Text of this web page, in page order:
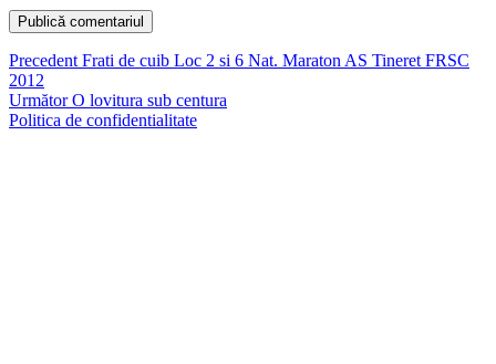
Navigare
în
articole
Precedent Articolul
Frati de cuib Loc 2 si 6 Nat. Maraton AS Tineret FRSC
2012
Următor Articolul
următor:
O lovitura sub centura
Politica de confidentialitate